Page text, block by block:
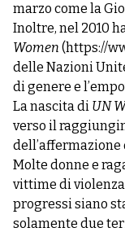
marzo come la
Inoltre, nel 2010
Women (https://
delle Nazioni
di genere e
La nascita di UN
verso il
dell’affermazione
Molte donne e
vittime di
progressi siano
solamente due